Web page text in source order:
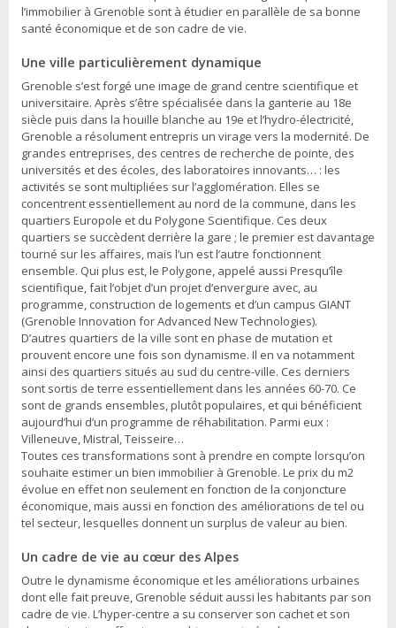
l’immobilier à Grenoble sont à étudier en parallèle de sa bonne
santé économique et de son cadre de vie.
Une ville particulièrement dynamique
Grenoble s’est forgé une image de grand centre scientifique et
universitaire. Après s’être spécialisée dans la ganterie au 18e
siècle puis dans la houille blanche au 19e et l’hydro-électricité,
Grenoble a résolument entrepris un virage vers la modernité. De
grandes entreprises, des centres de recherche de pointe, des
universités et des écoles, des laboratoires innovants… : les
activités se sont multipliées sur l’agglomération. Elles se
concentrent essentiellement au nord de la commune, dans les
quartiers Europole et du Polygone Scientifique. Ces deux
quartiers se succèdent derrière la gare ; le premier est davantage
tourné sur les affaires, mais l’un est l’autre fonctionnent
ensemble. Qui plus est, le Polygone, appelé aussi Presqu’île
scientifique, fait l’objet d’un projet d’envergure avec, au
programme, construction de logements et d’un campus GIANT
(Grenoble Innovation for Advanced New Technologies).
D’autres quartiers de la ville sont en phase de mutation et
prouvent encore une fois son dynamisme. Il en va notamment
ainsi des quartiers situés au sud du centre-ville. Ces derniers
sont sortis de terre essentiellement dans les années 60-70. Ce
sont de grands ensembles, plutôt populaires, et qui bénéficient
aujourd’hui d’un programme de réhabilitation. Parmi eux :
Villeneuve, Mistral, Teisseire…
Toutes ces transformations sont à prendre en compte lorsqu’on
souhaite estimer un bien immobilier à Grenoble. Le prix du m2
évolue en effet non seulement en fonction de la conjoncture
économique, mais aussi en fonction des améliorations de tel ou
tel secteur, lesquelles donnent un surplus de valeur au bien.
Un cadre de vie au cœur des Alpes
Outre le dynamisme économique et les améliorations urbaines
dont elle fait preuve, Grenoble séduit aussi les habitants par son
cadre de vie. L’hyper-centre a su conserver son cachet et son